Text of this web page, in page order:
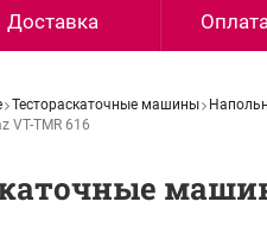
Доставка
Тестораскаточные машины
VT-TMR 616